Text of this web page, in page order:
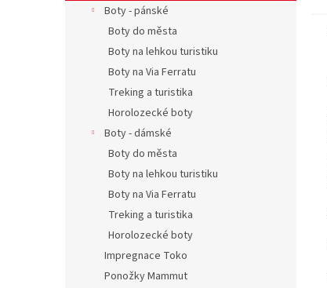
Boty - pánské
Boty do města
Boty na lehkou turistiku
Boty na Via Ferratu
Treking a turistika
Horolozecké boty
Boty - dámské
Boty do města
Boty na lehkou turistiku
Boty na Via Ferratu
Treking a turistika
Horolozecké boty
Impregnace Toko
Ponožky Mammut